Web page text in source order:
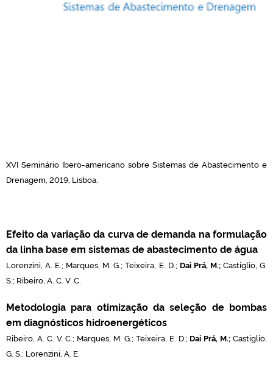
XVI Seminário Ibero-americano sobre Sistemas de Abastecimento e
Drenagem, 2019, Lisboa.
Efeito da variação da curva de demanda na formulação
da linha base em sistemas de abastecimento de água
Lorenzini, A. E.; Marques, M. G.; Teixeira, E. D.; Dai Prá, M.;Castiglio, G.
S.; Ribeiro, A. C. V. C.
Metodologia para otimização da seleção de bombas
em diagnósticos hidroenergéticos
Ribeiro, A. C. V. C.; Marques, M. G.; Teixeira, E. D.; Dai Prá, M.; Castiglio,
G. S.; Lorenzini, A. E.